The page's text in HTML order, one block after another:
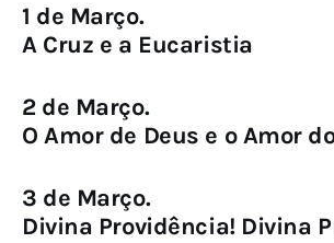
1 de Março.
A Cruz e a Eucaristia
2 de Março.
O Amor de Deus e o Amor
3 de Março.
Divina Providência! Divina